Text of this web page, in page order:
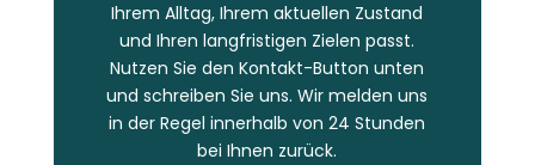
Ihrem Alltag, Ihrem aktuellen Zustand
und Ihren langfristigen Zielen passt.
Nutzen Sie den Kontakt-Button unten
und schreiben Sie uns. Wir melden uns
in der Regel innerhalb von 24 Stunden
bei Ihnen zurück.